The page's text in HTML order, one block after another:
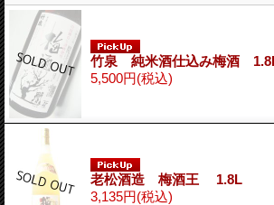
竹泉 純米酒仕込み梅酒
5,500円(税込)
老松酒造 梅酒王 1.8L
3,135円(税込)